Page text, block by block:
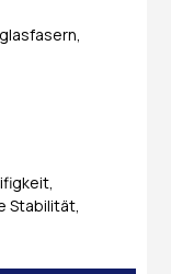
Stabilität,